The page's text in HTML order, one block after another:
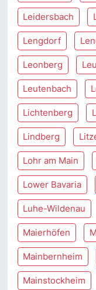
Leidersbach
Lengdorf
Leonberg
Leutenbach
Lichtenberg
Lindberg
Lohr am Main
Lower Bavaria
Luhe-Wildenau
Maierhöfen
Mainbernheim
Mainstockheim